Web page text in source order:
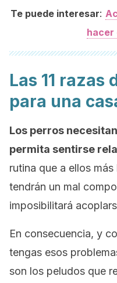
Te puede interesar:
hacer
Las 11 razas
para una
Los perros
permita sentirse
rutina que a ellos
tendrán un mal
imposibilitará
En consecuencia, y
tengas esos
son los peludos que